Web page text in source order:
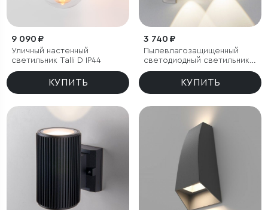
9 090 ₽
Уличный настенный
светильник Talli D IP44
КУПИТЬ
3 740 ₽
Пылевлагозащищенный
светодиодный светильник
Twinky Double серый IP54
КУПИТЬ